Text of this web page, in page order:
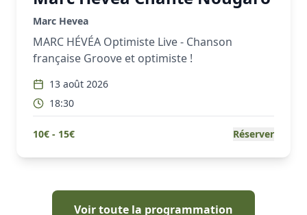
Marc Hevea
MARC HÉVÉA Optimiste Live - Chanson
française Groove et optimiste !
13 août 2026
18:30
10€ - 15€ Réserver
Voir toute la programmation